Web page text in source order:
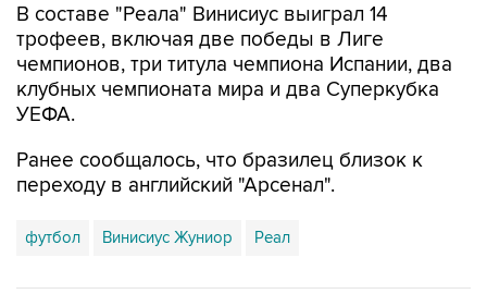
В составе "Реала" Винисиус выиграл 14
трофеев, включая две победы в Лиге
чемпионов, три титула чемпиона Испании, два
клубных чемпионата мира и два Суперкубка
УЕФА.
Ранее сообщалось, что бразилец близок к
переходу в английский "Арсенал".
футбол Винисиус Жуниор Реал